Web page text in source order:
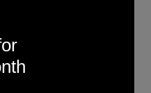
t’a surtout
un truc
et sur
après disque.